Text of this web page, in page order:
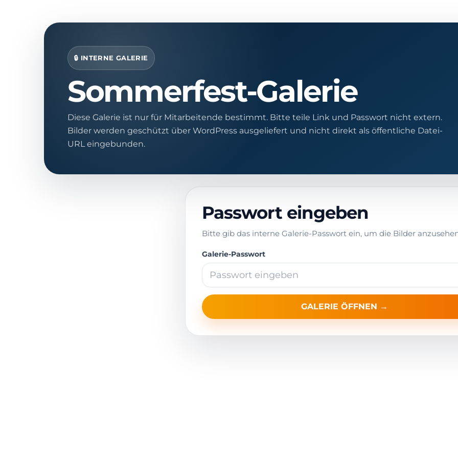
🔒 INTERNE GALERIE
Sommerfest-Galerie
Diese Galerie ist nur für Mitarbeitende bestimmt. Bitte teile Link und Passwort nicht extern.
Bilder werden geschützt über WordPress ausgeliefert und nicht direkt als öffentliche Datei-
URL eingebunden.
Passwort eingeben
Bitte gib das interne Galerie-Passwort ein, um die Bilder
Galerie-Passwort
GALERIE ÖFFNEN →